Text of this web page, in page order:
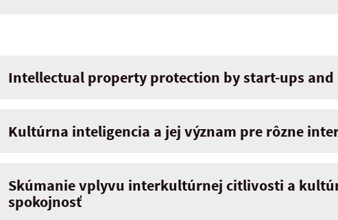
Intellectual property protection by start-ups
Kultúrna inteligencia a jej význam pre rôzne
Skúmanie vplyvu interkultúrnej citlivosti a
spokojnosť